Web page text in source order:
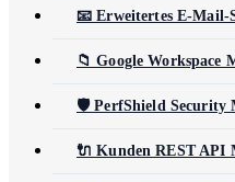
📧 Erweitertes E-
📁 Google Workspace
🛡️ PerfShield Security
🔌 Kunden REST API